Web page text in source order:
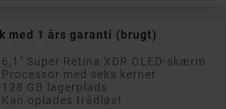
med 1 års garanti (brugt)
6,1" Super Retina XDR OLED-skærm
Processor med seks kerner
128 GB lagerplads
Kan oplades trådløst